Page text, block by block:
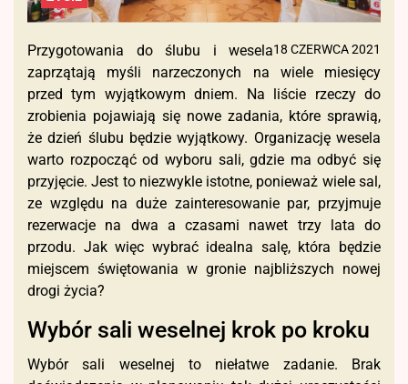
18 CZERWCA 2021
Przygotowania do ślubu i wesela
zaprzątają myśli narzeczonych na wiele miesięcy
przed tym wyjątkowym dniem. Na liście rzeczy do
zrobienia pojawiają się nowe zadania, które sprawią,
że dzień ślubu będzie wyjątkowy. Organizację wesela
warto rozpocząć od wyboru sali, gdzie ma odbyć się
przyjęcie. Jest to niezwykle istotne, ponieważ wiele sal,
ze względu na duże zainteresowanie par, przyjmuje
rezerwacje na dwa a czasami nawet trzy lata do
przodu. Jak więc wybrać idealna salę, która będzie
miejscem świętowania w gronie najbliższych nowej
drogi życia?
Wybór sali weselnej krok po kroku
Wybór sali weselnej to niełatwe zadanie. Brak